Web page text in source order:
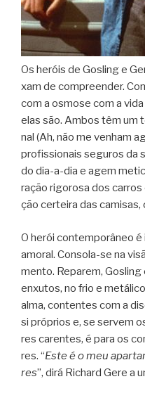
Os heróis de Gos­ling e
xam de com­pre­en­der.
com a osmose com a
elas são. Ambos têm
nal (Ah, não me venham
pro­fis­si­o­nais segu­ros da
do dia-a-dia e agem
ra­ção rigo­rosa dos
ção cer­teira das cami­sas,
O herói con­tem­po­râ­neo
amo­ral. Consola-se na
mento. Repa­rem,
enxu­tos, no frio e
alma, con­ten­tes com a
si pró­prios e, se ser­vem
res caren­tes, é para os
res. “Este é o meu
res”, dirá Richard Gere a